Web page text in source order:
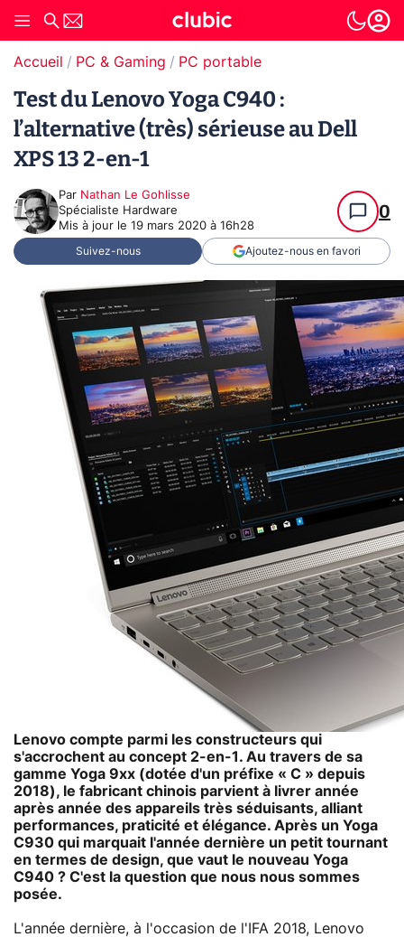
Accueil PC & Gaming PC portable
Test du Lenovo Yoga C940 :
l’alternative (très) sérieuse au Dell
XPS 13 2-en-1
Par Nathan Le Gohlisse
Spécialiste Hardware
Mis à jour le 19 mars 2020 à 16h28
0
Suivez-nous Ajoutez-nous en favori
Lenovo compte parmi les constructeurs qui
s'accrochent au concept 2-en-1. Au travers de sa
gamme Yoga 9xx (dotée d'un préfixe « C » depuis
2018), le fabricant chinois parvient à livrer année
après année des appareils très séduisants, alliant
performances, praticité et élégance. Après un Yoga
C930 qui marquait l'année dernière un petit tournant
en termes de design, que vaut le nouveau Yoga
C940 ? C'est la question que nous nous sommes
posée.
L'année dernière, à l'occasion de l'IFA 2018, Lenovo